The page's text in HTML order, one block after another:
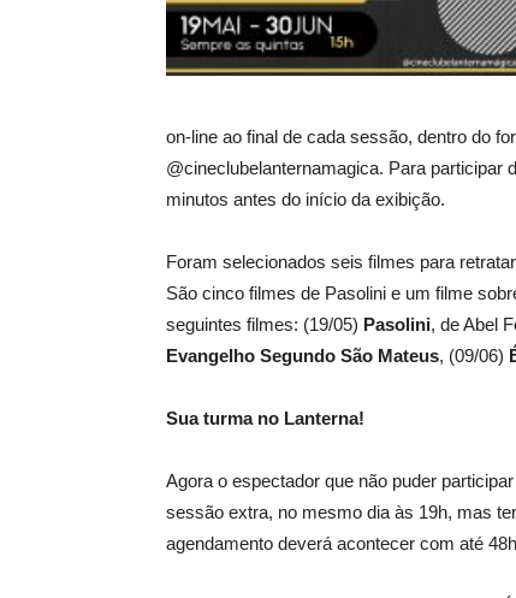
on-line ao final de cada sessão, dentro do
@cineclubelanternamagica. Para
minutos antes do início da exibição.
Foram selecionados seis filmes para
São cinco filmes de Pasolini e um filme
seguintes filmes: (19/05) Pasolini, de Abel
Evangelho Segundo São Mateus, (09/06)
Sua turma no Lanterna!
Agora o espectador que não puder
sessão extra, no mesmo dia às 19h, mas
agendamento deverá acontecer com até